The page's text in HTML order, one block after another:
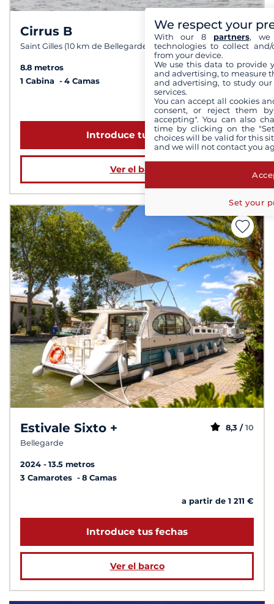
Cirrus B
Saint Gilles (10 km de Bellegarde)
8,0 /10
8.8 metros
1 Cabina
4 Camas
a partir de 1 199 €
Introduce tus fechas
Ver el barco
Estivale Sixto +
Bellegarde
8,3 / 10
2024
13.5 metros
3 Camarotes
8 Camas
a partir de 1 211 €
Introduce tus fechas
Ver el barco
We respect your
With our 8 partners, we
technologies to collect
from your device.
We use this data to provide
and advertising, to measure
and advertising, to study
services.
You can accept all cookies
consent, or reject them
accepting". You can also
time by clicking on the
choices will be valid for this
and we will not contact you
Set your